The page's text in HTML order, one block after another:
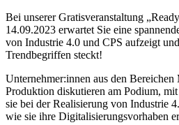
Bei unserer Gratisveranstaltung
14.09.2023 erwartet Sie eine
von Industrie 4.0 und CPS aufzeigt
Trendbegriffen steckt!
Unternehmer:innen aus den
Produktion diskutieren am Podium,
sie bei der Realisierung von Industrie
wie sie ihre Digitalisierungsvorhaben